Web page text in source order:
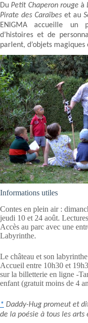
Du Petit Chaperon rougeà
Pirate des Caraïbes et au
ENIGMA accueille un
d’histoires et de
parlent, d’objets
Informations utiles
Contes en plein air :
jeudi 10 et 24 août.
Accès au parc avec une
Labyrinthe.
Le château et son
Accueil entre 10h30 et
sur la billetterie en ligne -
enfant (gratuit moins de 4
* Daddy-Hug promeut et
de la poésie à tous les arts